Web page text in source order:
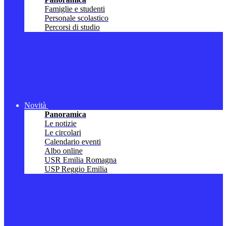
Famiglie e studenti
Personale scolastico
Percorsi di studio
Novità
Panoramica
Le notizie
Le circolari
Calendario eventi
Albo online
USR Emilia Romagna
USP Reggio Emilia